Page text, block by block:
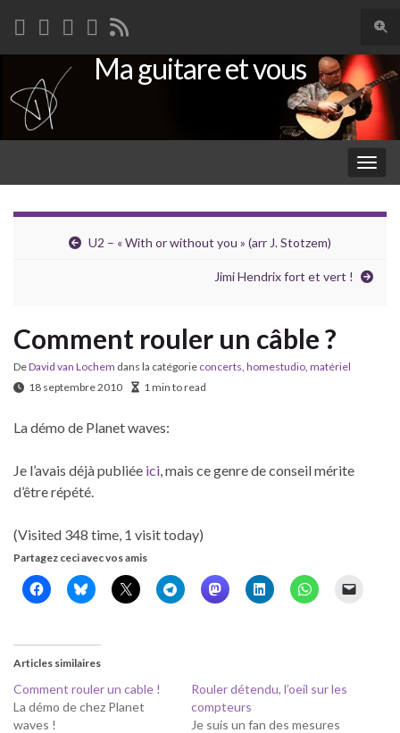
Search for:
Ma guitare et vous
U2 – « With or without you » (arr J. Stotzem)
Jimi Hendrix fort et vert !
Comment rouler un câble ?
DeDavid van Lochem dans la catégorie concerts homestudio matériel
18 septembre 2010
1 min to read
La démo de Planet waves:
Je l’avais déjà publiée ici , mais ce genre de conseil mérite
d’être répété.
(Visited 348 time, 1 visit today)
Partagez ceci avec vos amis
Articles similaires
Comment rouler un cable !
La démo de chez Planet
waves !
Rouler détendu, l’oeil sur les
compteurs
Je suis un fan des mesures